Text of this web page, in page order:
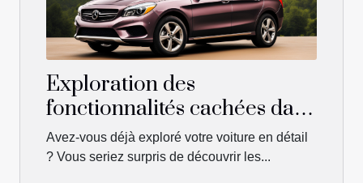
Exploration des
fonctionnalités cachées dans
le coffre d'une voiture
Avez-vous déjà exploré votre voiture en détail
? Vous seriez surpris de découvrir les...